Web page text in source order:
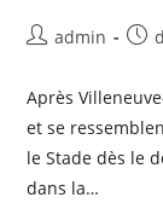
admin
Après
et se
le Stade dès le
dans la…